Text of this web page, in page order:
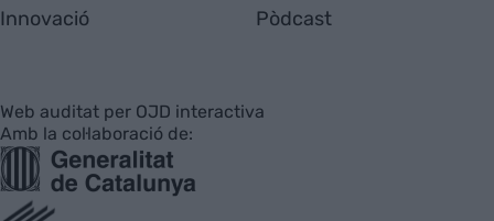
Innovació Pòdcast
Web auditat per OJD interactiva
Amb la col·laboració de: